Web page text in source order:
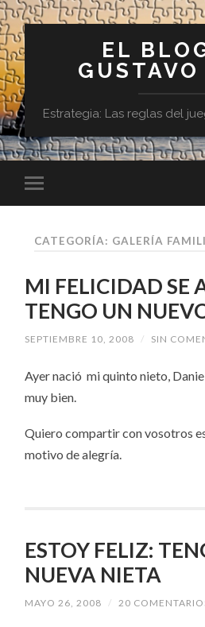
EL
GUSTAVO
Estrategia: Las reglas del
CATEGORÍA: GALERÍA
MI FELICIDAD SE
TENGO UN
SEPTIEMBRE 10, 2008 / SIN
Ayer nació mi quinto nieto,
muy bien.
Quiero compartir con vosotros
motivo de alegría.
ESTOY FELIZ:
NUEVA NIETA
MAYO 26, 2008 / 20